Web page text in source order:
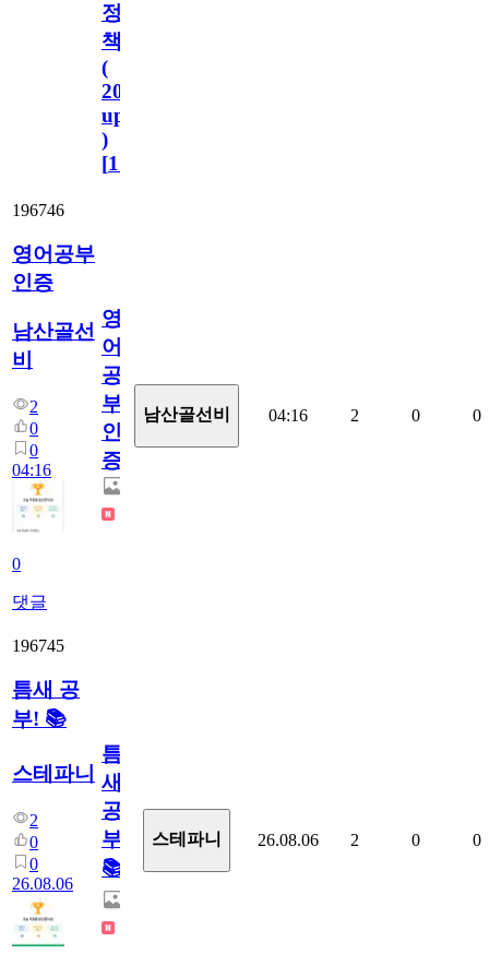
정
책
(
2023.11.1
update
)
[110
196746
영어공부
인증
남산골선
비
2
0
0
04:16
0
댓글
영
어
공
부
인
증
남산골선비 04:16 2 0 0
196745
틈새 공
부! 📚
스테파니
2
0
0
26.08.06
틈
새
공
부!
📚
스테파니 26.08.06 2 0 0